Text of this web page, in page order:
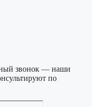
звонок — наши
по